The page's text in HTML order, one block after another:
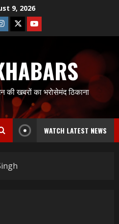
9, 2026
TwitterYoutube
की खबरों का भरोसेमंद ठिकाना
WATCH LATEST NEWS